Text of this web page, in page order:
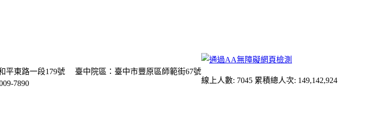
平東路一段179號
臺中院區：臺中市豐原區師範街67號
7890 線上人數: 7045 累積總人次: 149,142,924